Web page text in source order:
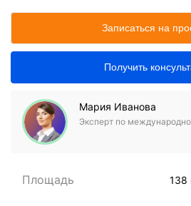
Записаться на
Получить
Мария Иванова
Эксперт по
Площадь 138